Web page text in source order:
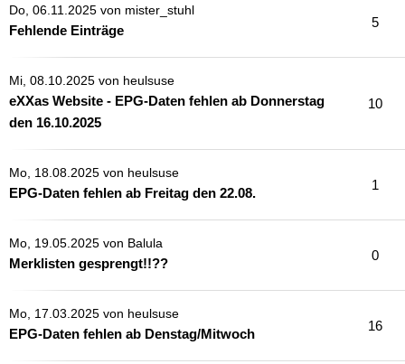
Do, 06.11.2025 von mister_stuhl
Fehlende Einträge
5
Mi, 08.10.2025 von heulsuse
eXXas Website - EPG-Daten fehlen ab Donnerstag
den 16.10.2025
10
Mo, 18.08.2025 von heulsuse
EPG-Daten fehlen ab Freitag den 22.08.
1
Mo, 19.05.2025 von Balula
Merklisten gesprengt!!??
0
Mo, 17.03.2025 von heulsuse
EPG-Daten fehlen ab Denstag/Mitwoch
16